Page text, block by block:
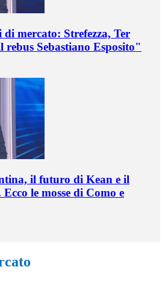
mercato: Strefezza, Ter
rebus Sebastiano Esposito"
il futuro di Kean e il
le mosse di Como e